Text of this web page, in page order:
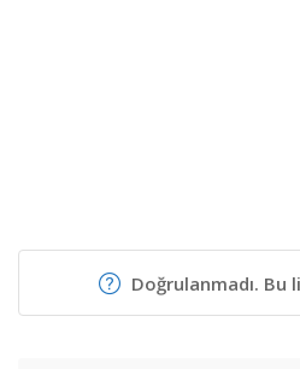
Doğrulanmadı.